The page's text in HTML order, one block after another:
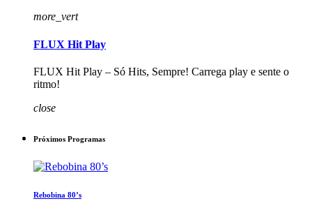
more_vert
FLUX Hit Play
FLUX Hit Play – Só Hits, Sempre! Carrega play e sente o
ritmo!
close
Próximos Programas
Rebobina 80’s